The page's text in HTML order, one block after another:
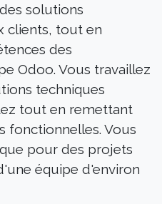
solutions
clients, tout en
des
Odoo. Vous travaillez
techniques
tout en remettant
fonctionnelles. Vous
pour des projets
équipe d'environ